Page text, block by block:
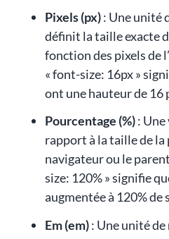
Pixels (px): Une unité
définit la taille exacte
fonction des pixels de
« font-size: 16px »
ont une hauteur de 16
Pourcentage (%):
rapport à la taille de la
navigateur ou le
size: 120% » signifie
augmentée à 120% de
Em (em): Une unité